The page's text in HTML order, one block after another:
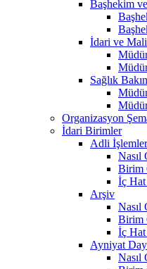
Başhekim ve
İdari ve Mali
Müdür
Sağlık
Müdür
Organizasyon
İdari Birimler
Adli İşlemler
Nasıl
Birim
İç
Arşiv
Nasıl
Birim
İç
Ayniyat
Nasıl